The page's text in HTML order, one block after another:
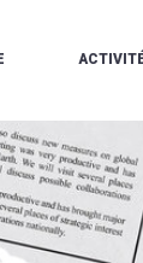
LA
MÉDIATHÈQUE
L'ÉCOLE
DE
MUSIQUE
L'ÉCOLE